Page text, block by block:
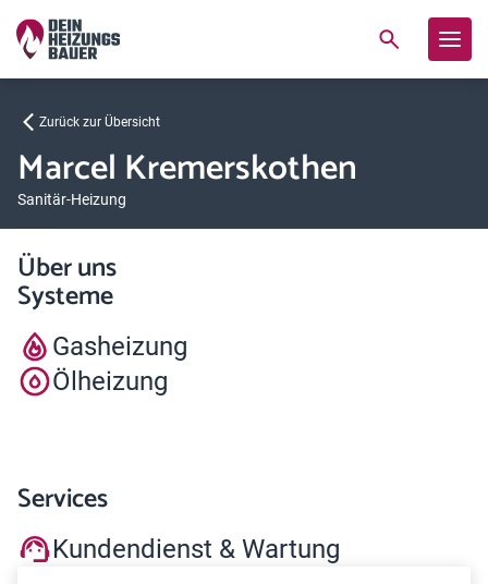
Zurück zur Übersicht
Marcel Kremerskothen
Sanitär-Heizung
Über uns
Systeme
Gasheizung
Ölheizung
Services
Kundendienst & Wartung